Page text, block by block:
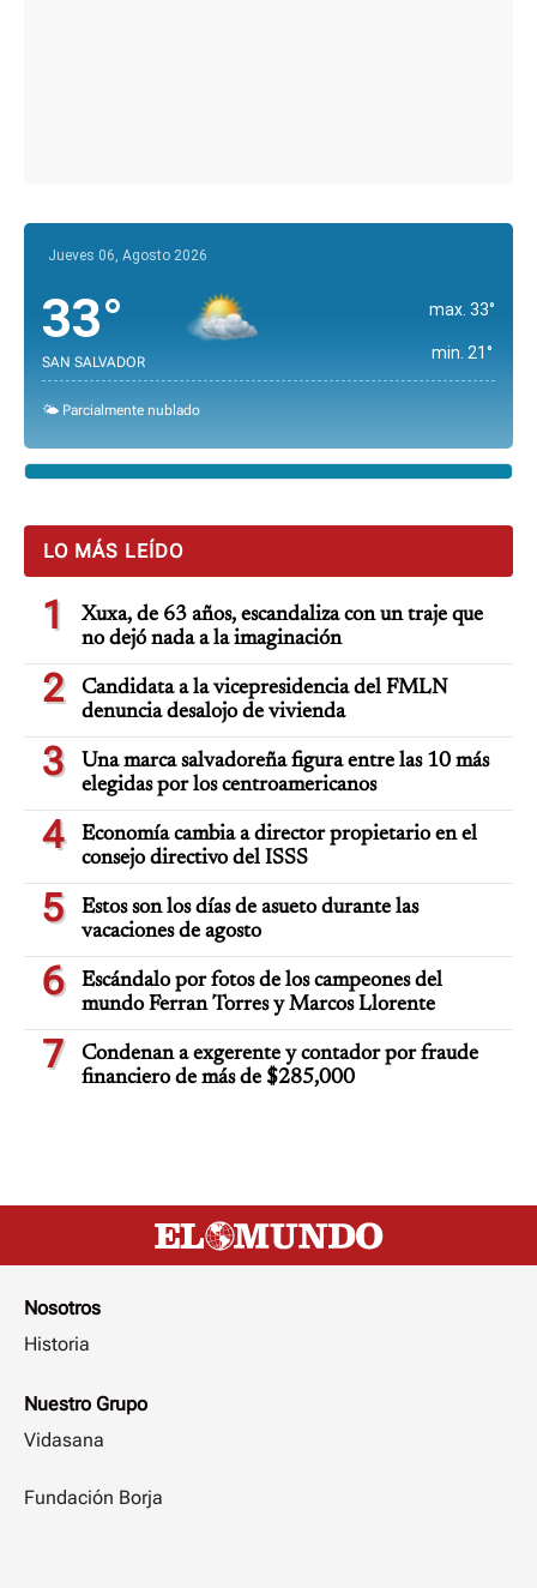
Jueves 06, Agosto 2026
33°
SAN SALVADOR
max. 33°
min. 21°
🌤️ Parcialmente nublado
LO MÁS LEÍDO
1
Xuxa, de 63 años, escandaliza con un traje que
no dejó nada a la imaginación
2
Candidata a la vicepresidencia del FMLN
denuncia desalojo de vivienda
3
Una marca salvadoreña figura entre las 10 más
elegidas por los centroamericanos
4
Economía cambia a director propietario en el
consejo directivo del ISSS
5
Estos son los días de asueto durante las
vacaciones de agosto
6
Escándalo por fotos de los campeones del
mundo Ferran Torres y Marcos Llorente
7
Condenan a exgerente y contador por fraude
financiero de más de $285,000
Nosotros
Historia
Nuestro Grupo
Vidasana
Fundación Borja